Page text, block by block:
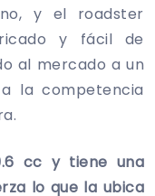
y el roadster
y fácil de
al mercado a un
la competencia
cc y tiene una
lo que la ubica